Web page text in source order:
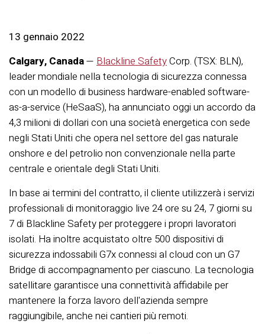
13 gennaio 2022
Calgary, Canada— Blackline SafetyCorp. (TSX: BLN),
leader mondiale nella tecnologia di sicurezza connessa
con un modello di business hardware-enabled software-
as-a-service (HeSaaS), ha annunciato oggi un accordo da
4,3 milioni di dollari con una società energetica con sede
negli Stati Uniti che opera nel settore del gas naturale
onshore e del petrolio non convenzionale nella parte
centrale e orientale degli Stati Uniti.
In base ai termini del contratto, il cliente utilizzerà i servizi
professionali di monitoraggio live 24 ore su 24, 7 giorni su
7 di Blackline Safety per proteggere i propri lavoratori
isolati. Ha inoltre acquistato oltre 500 dispositivi di
sicurezza indossabili G7x connessi al cloud con un G7
Bridge di accompagnamento per ciascuno. La tecnologia
satellitare garantisce una connettività affidabile per
mantenere la forza lavoro dell'azienda sempre
raggiungibile, anche nei cantieri più remoti.